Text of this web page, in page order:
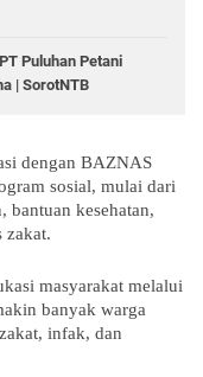
Puluhan Petani
| SorotNTB
dengan BAZNAS
sosial, mulai dari
bantuan kesehatan,
zakat.
masyarakat melalui
banyak warga
infak, dan